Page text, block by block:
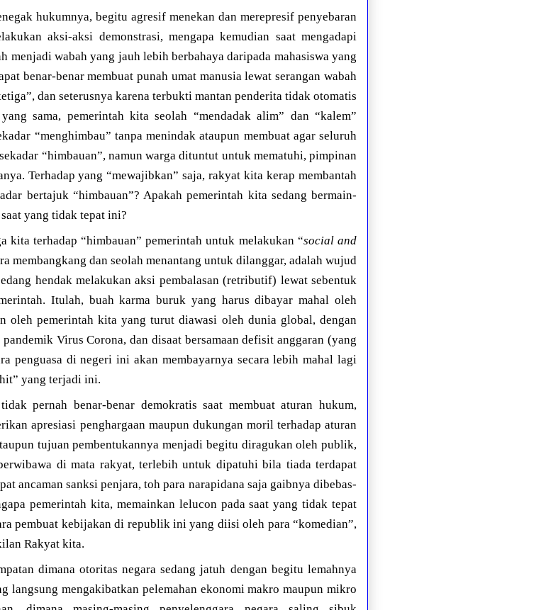
hukumnya, begitu agresif menekan dan merepresif penyebaran
aksi-aksi demonstrasi, mengapa kemudian saat mengadapi
menjadi wabah yang jauh lebih berbahaya daripada mahasiswa yang
benar-benar membuat punah umat manusia lewat serangan wabah
dan seterusnya karena terbukti mantan penderita tidak otomatis
sama, pemerintah kita seolah “mendadak alim” dan “kalem”
“menghimbau” tanpa menindak ataupun membuat agar seluruh
“himbauan”, namun warga dituntut untuk mematuhi, pimpinan
Terhadap yang “mewajibkan” saja, rakyat kita kerap membantah
bertajuk “himbauan”? Apakah pemerintah kita sedang bermain-
yang tidak tepat ini?
kita terhadap “himbauan” pemerintah untuk melakukan “social and
membangkang dan seolah menantang untuk dilanggar, adalah wujud
hendak melakukan aksi pembalasan (retributif) lewat sebentuk
Itulah, buah karma buruk yang harus dibayar mahal oleh
oleh pemerintah kita yang turut diawasi oleh dunia global, dengan
Virus Corona, dan disaat bersamaan defisit anggaran (yang
penguasa di negeri ini akan membayarnya secara lebih mahal lagi
yang terjadi ini.
pernah benar-benar demokratis saat membuat aturan hukum,
apresiasi penghargaan maupun dukungan moril terhadap aturan
tujuan pembentukannya menjadi begitu diragukan oleh publik,
di mata rakyat, terlebih untuk dipatuhi bila tiada terdapat
ancaman sanksi penjara, toh para narapidana saja gaibnya dibebas-
pemerintah kita, memainkan lelucon pada saat yang tidak tepat
pembuat kebijakan di republik ini yang diisi oleh para “komedian”,
Rakyat kita.
dimana otoritas negara sedang jatuh dengan begitu lemahnya
langsung mengakibatkan pelemahan ekonomi makro maupun mikro